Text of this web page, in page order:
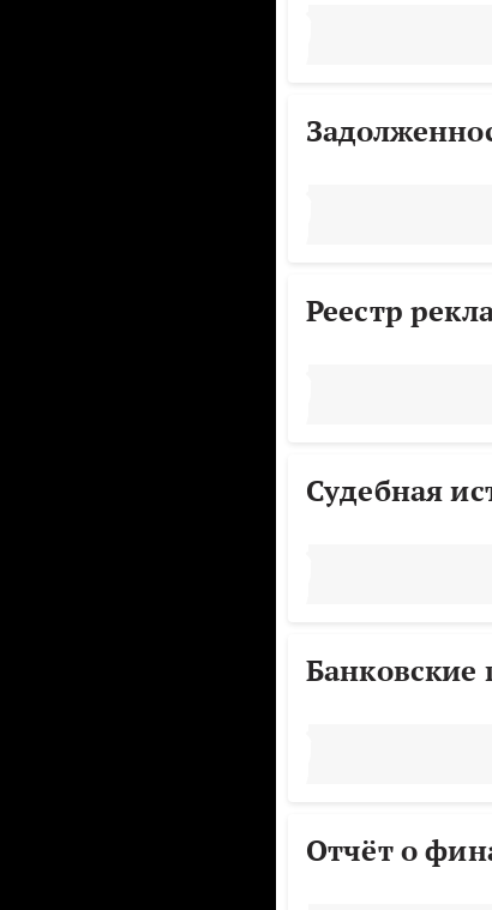
Реестр
Судебная
Банковские
Отчёт о